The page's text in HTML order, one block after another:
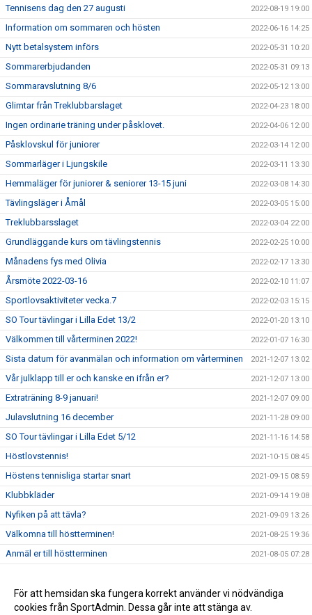
Tennisens dag den 27 augusti 2022-08-19 19:00
Information om sommaren och hösten 2022-06-16 14:25
Nytt betalsystem införs 2022-05-31 10:20
Sommarerbjudanden 2022-05-31 09:13
Sommaravslutning 8/6 2022-05-12 13:00
Glimtar från Treklubbarslaget 2022-04-23 18:00
Ingen ordinarie träning under påsklovet. 2022-04-06 12:00
Påsklovskul för juniorer 2022-03-14 12:00
Sommarläger i Ljungskile 2022-03-11 13:30
Hemmaläger för juniorer & seniorer 13-15 juni 2022-03-08 14:30
Tävlingsläger i Åmål 2022-03-05 15:00
Treklubbarsslaget 2022-03-04 22:00
Grundläggande kurs om tävlingstennis 2022-02-25 10:00
Månadens fys med Olivia 2022-02-17 13:30
Årsmöte 2022-03-16 2022-02-10 11:07
Sportlovsaktiviteter vecka.7 2022-02-03 15:15
SO Tour tävlingar i Lilla Edet 13/2 2022-01-20 13:10
Välkommen till vårterminen 2022! 2022-01-07 16:30
Sista datum för avanmälan och information om vårterminen 2021-12-07 13:02
Vår julklapp till er och kanske en ifrån er? 2021-12-07 13:00
Extraträning 8-9 januari! 2021-12-07 09:00
Julavslutning 16 december 2021-11-28 09:00
SO Tour tävlingar i Lilla Edet 5/12 2021-11-16 14:58
Höstlovstennis! 2021-10-15 08:45
Höstens tennisliga startar snart 2021-09-15 08:59
Klubbkläder 2021-09-14 19:08
Nyfiken på att tävla? 2021-09-09 13:26
Välkomna till höstterminen! 2021-08-25 19:36
Anmäl er till höstterminen 2021-08-05 07:28
Välkommen till vår nya hemsida! 2021-07-09 09:10
Pensionärserbjudande 2021-05-25 11:08
För att hemsidan ska fungera korrekt använder vi nödvändiga
cookies från SportAdmin. Dessa går inte att stänga av.